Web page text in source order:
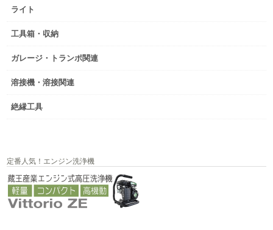
ライト
工具箱・収納
ガレージ・トランポ関連
溶接機・溶接関連
絶縁工具
定番人気！エンジン洗浄機